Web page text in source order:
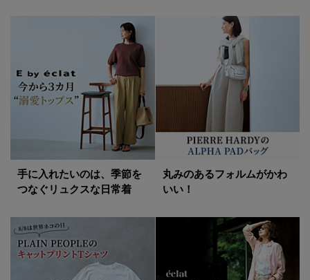
手に入れたいのは、季節を
つなぐリュクスな日常着
丸みのあるフォルムがかわ
いい！